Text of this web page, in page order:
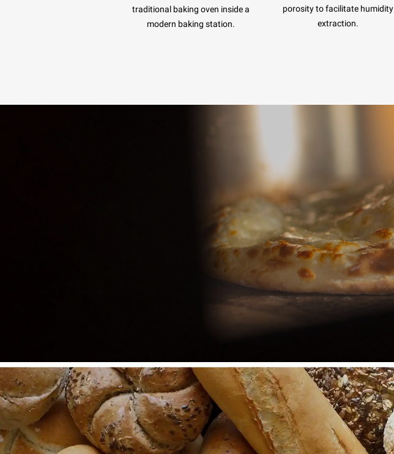
traditional baking oven inside a
modern baking station.
porosity to facilitate humidity
extraction.